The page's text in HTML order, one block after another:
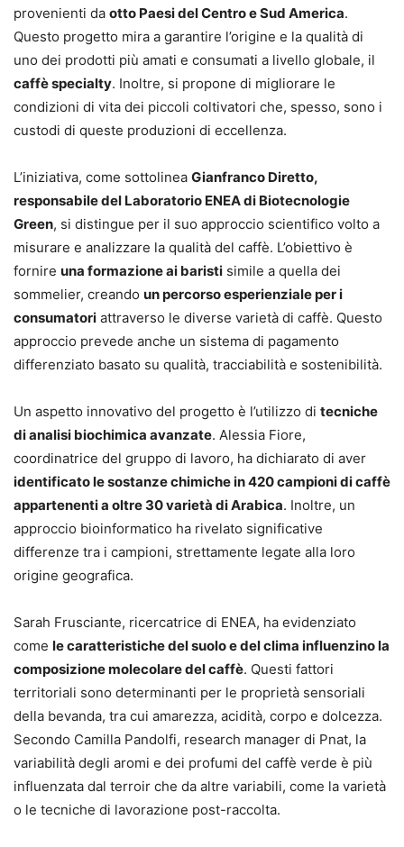
provenienti da otto Paesi del Centro e Sud America.
Questo progetto mira a garantire l’origine e la qualità di
uno dei prodotti più amati e consumati a livello globale, il
caffè specialty. Inoltre, si propone di migliorare le
condizioni di vita dei piccoli coltivatori che, spesso, sono i
custodi di queste produzioni di eccellenza.
L’iniziativa, come sottolinea Gianfranco Diretto,
responsabile del Laboratorio ENEA di Biotecnologie
Green, si distingue per il suo approccio scientifico volto a
misurare e analizzare la qualità del caffè. L’obiettivo è
fornire una formazione ai baristi simile a quella dei
sommelier, creando un percorso esperienziale per i
consumatori attraverso le diverse varietà di caffè. Questo
approccio prevede anche un sistema di pagamento
differenziato basato su qualità, tracciabilità e sostenibilità.
Un aspetto innovativo del progetto è l’utilizzo di tecniche
di analisi biochimica avanzate. Alessia Fiore,
coordinatrice del gruppo di lavoro, ha dichiarato di aver
identificato le sostanze chimiche in 420 campioni di caffè
appartenenti a oltre 30 varietà di Arabica. Inoltre, un
approccio bioinformatico ha rivelato significative
differenze tra i campioni, strettamente legate alla loro
origine geografica.
Sarah Frusciante, ricercatrice di ENEA, ha evidenziato
come le caratteristiche del suolo e del clima influenzino la
composizione molecolare del caffè. Questi fattori
territoriali sono determinanti per le proprietà sensoriali
della bevanda, tra cui amarezza, acidità, corpo e dolcezza.
Secondo Camilla Pandolfi, research manager di Pnat, la
variabilità degli aromi e dei profumi del caffè verde è più
influenzata dal terroir che da altre variabili, come la varietà
o le tecniche di lavorazione post-raccolta.